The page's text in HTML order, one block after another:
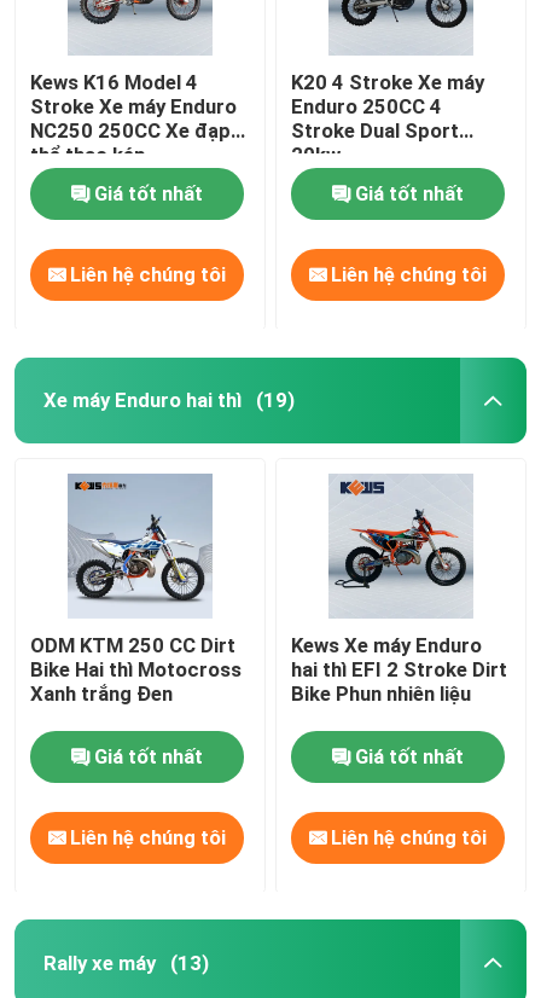
Kews K16 Model 4
Stroke Xe máy Enduro
NC250 250CC Xe đạp
thể thao kép
Giá tốt nhất
Liên hệ chúng tôi
K20 4 Stroke Xe máy
Enduro 250CC 4
Stroke Dual Sport
20kw
Giá tốt nhất
Liên hệ chúng tôi
Xe máy Enduro hai thì (19)
ODM KTM 250 CC Dirt
Bike Hai thì Motocross
Xanh trắng Đen
Giá tốt nhất
Liên hệ chúng tôi
Kews Xe máy Enduro
hai thì EFI 2 Stroke Dirt
Bike Phun nhiên liệu
Giá tốt nhất
Liên hệ chúng tôi
Rally xe máy (13)